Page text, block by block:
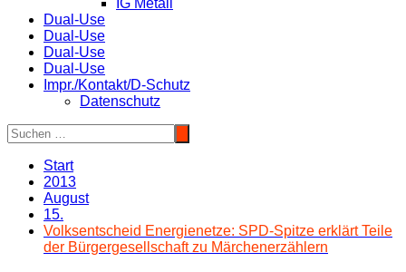
IG Metall
Dual-Use
Dual-Use
Dual-Use
Dual-Use
Impr./Kontakt/D-Schutz
Datenschutz
Start
2013
August
15.
Volksentscheid Energienetze: SPD-Spitze erklärt Teile
der Bürgergesellschaft zu Märchenerzählern